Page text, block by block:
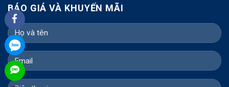
BÁO GIÁ VÀ KHUYẾN MÃI